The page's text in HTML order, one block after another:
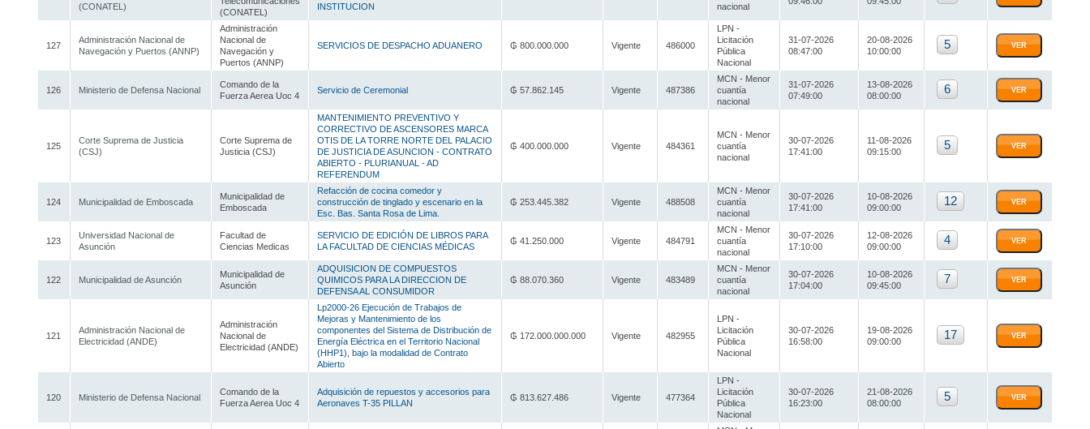
(CONATEL)
(CONATEL)
INSTITUCION
nacional
127
Administración Nacional de
Navegación y Puertos (ANNP)
Administración
Nacional de
Navegación y
Puertos (ANNP)
SERVICIOS DE DESPACHO ADUANERO ₲ 800.000.000 Vigente 486000
LPN -
Licitación
Pública
Nacional
31-07-2026
08:47:00
20-08-2026
10:00:00
5 VER
126 Ministerio de Defensa Nacional
Comando de la
Fuerza Aerea Uoc 4
Servicio de Ceremonial ₲ 57.862.145 Vigente 487386
MCN - Menor
cuantía
nacional
31-07-2026
07:49:00
13-08-2026
08:00:00
6 VER
125
Corte Suprema de Justicia
(CSJ)
Corte Suprema de
Justicia (CSJ)
MANTENIMIENTO PREVENTIVO Y
CORRECTIVO DE ASCENSORES MARCA
OTIS DE LA TORRE NORTE DEL PALACIO
DE JUSTICIA DE ASUNCION - CONTRATO
ABIERTO - PLURIANUAL - AD
REFERENDUM
₲ 400.000.000 Vigente 484361
MCN - Menor
cuantía
nacional
30-07-2026
17:41:00
11-08-2026
09:15:00
5 VER
124 Municipalidad de Emboscada
Municipalidad de
Emboscada
Refacción de cocina comedor y
construcción de tinglado y escenario en la
Esc. Bas. Santa Rosa de Lima.
₲ 253.445.382 Vigente 488508
MCN - Menor
cuantía
nacional
30-07-2026
17:41:00
10-08-2026
09:00:00
12 VER
123
Universidad Nacional de
Asunción
Facultad de
Ciencias Medicas
SERVICIO DE EDICIÓN DE LIBROS PARA
LA FACULTAD DE CIENCIAS MÉDICAS
₲ 41.250.000 Vigente 484791
MCN - Menor
cuantía
nacional
30-07-2026
17:10:00
12-08-2026
09:00:00
4 VER
122 Municipalidad de Asunción
Municipalidad de
Asunción
ADQUISICION DE COMPUESTOS
QUIMICOS PARA LA DIRECCION DE
DEFENSA AL CONSUMIDOR
₲ 88.070.360 Vigente 483489
MCN - Menor
cuantía
nacional
30-07-2026
17:04:00
10-08-2026
09:45:00
7 VER
121
Administración Nacional de
Electricidad (ANDE)
Administración
Nacional de
Electricidad (ANDE)
Lp2000-26 Ejecución de Trabajos de
Mejoras y Mantenimiento de los
componentes del Sistema de Distribución de
Energía Eléctrica en el Territorio Nacional
(HHP1), bajo la modalidad de Contrato
Abierto
₲ 172.000.000.000 Vigente 482955
LPN -
Licitación
Pública
Nacional
30-07-2026
16:58:00
19-08-2026
09:00:00
17 VER
120 Ministerio de Defensa Nacional
Comando de la
Fuerza Aerea Uoc 4
Adquisición de repuestos y accesorios para
Aeronaves T-35 PILLAN
₲ 813.627.486 Vigente 477364
LPN -
Licitación
Pública
Nacional
30-07-2026
16:23:00
21-08-2026
08:00:00
5 VER